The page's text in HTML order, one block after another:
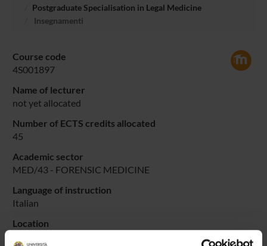
Postgraduate Specialisation in Legal Medicine
Insegnamenti
Course code
4S001897
Name of lecturer
not yet allocated
Number of ECTS credits allocated
45
Academic sector
MED/43 - FORENSIC MEDICINE
Language of instruction
Italian
Location